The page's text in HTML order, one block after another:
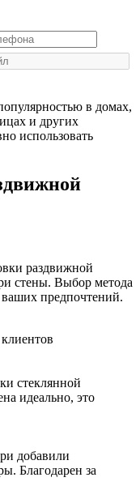
в домах,
и других
использовать
раздвижной
стены. Выбор метода
предпочтений.
стеклянной
идеально, это
добавили
Благодарен за